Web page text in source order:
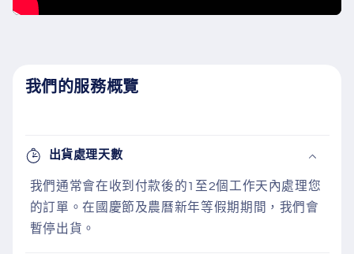
我們的服務概覽
出貨處理天數
我們通常會在收到付款後的1至2個工作天內處理您
的訂單。在國慶節及農曆新年等假期期間，我們會
暫停出貨。